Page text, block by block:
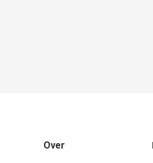
Over